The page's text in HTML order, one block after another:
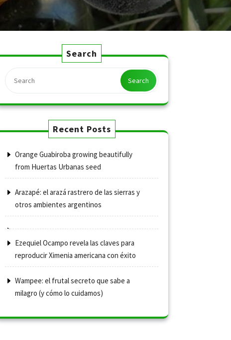
Search
Search
Recent Posts
Orange Guabiroba growing beautifully
from Huertas Urbanas seed
Arazapé: el arazá rastrero de las sierras y
otros ambientes argentinos
Ezequiel Ocampo revela las claves para
reproducir Ximenia americana con éxito
Wampee: el frutal secreto que sabe a
milagro (y cómo lo cuidamos)